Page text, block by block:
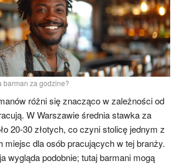
barman za godzine?
różni się znacząco w zależności od
W Warszawie średnia stawka za
20-30 złotych, co czyni stolicę jednym z
miejsc dla osób pracujących w tej branży.
wygląda podobnie; tutaj barmani mogą